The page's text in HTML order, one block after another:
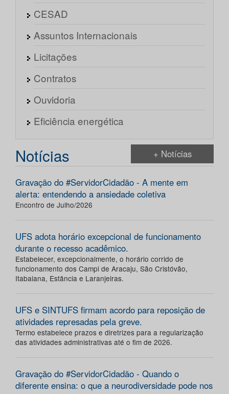
CESAD
Assuntos Internacionais
Licitações
Contratos
Ouvidoria
Eficiência energética
Notícias + Notícias
Gravação do #ServidorCidadão - A mente em
alerta: entendendo a ansiedade coletiva
Encontro de Julho/2026
UFS adota horário excepcional de funcionamento
durante o recesso acadêmico.
Estabelecer, excepcionalmente, o horário corrido de
funcionamento dos Campi de Aracaju, São Cristóvão,
Itabaiana, Estância e Laranjeiras.
UFS e SINTUFS firmam acordo para reposição de
atividades represadas pela greve.
Termo estabelece prazos e diretrizes para a regularização
das atividades administrativas até o fim de 2026.
Gravação do #ServidorCidadão - Quando o
diferente ensina: o que a neurodiversidade pode nos